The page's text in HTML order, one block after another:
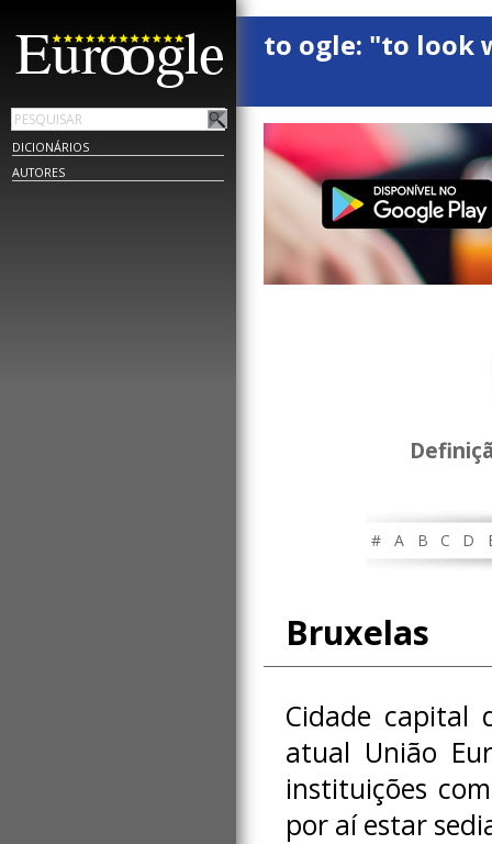
DICIONÁRIOS
AUTORES
to ogle: "to look
# A B C D
Bruxelas
Cidade capital
atual União
instituições
por aí estar